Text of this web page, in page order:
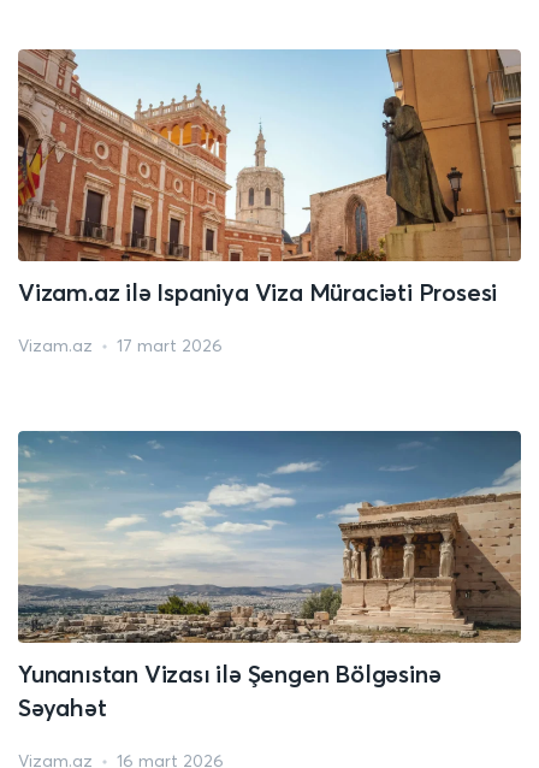
Vizam.az ilə Ispaniya Viza Müraciəti Prosesi
Vizam.az 17 mart 2026
Yunanıstan Vizası ilə Şengen Bölgəsinə
Səyahət
Vizam.az 16 mart 2026